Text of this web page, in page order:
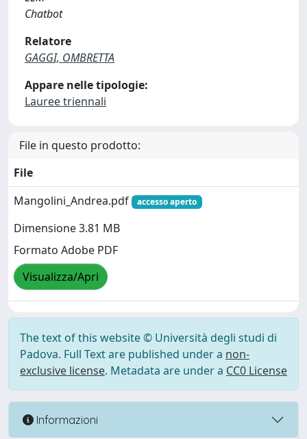
Chatbot
Relatore
GAGGI, OMBRETTA
Appare nelle tipologie:
Lauree triennali
File in questo prodotto:
File
Mangolini_Andrea.pdf
accesso aperto
Dimensione 3.81 MB
Formato Adobe PDF
Visualizza/Apri
The text of this website © Università degli studi di
Padova. Full Text are published under a non-
exclusive license. Metadata are under a CC0 License
Informazioni